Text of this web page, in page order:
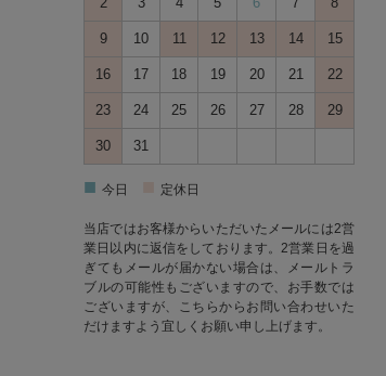
9 10 11 12 13 14 15
16 17 18 19 20 21 22
23 24 25 26 27 28 29
30 31
■ 今日 定休日
当店ではお客様からいただいたメールには2営
業日以内に返信をしております。2営業日を過
ぎてもメールが届かない場合は、メールトラ
ブルの可能性もございますので、お手数では
ございますが、 こちらからお問い合わせいた
だけますよう宜しくお願い申し上げます。